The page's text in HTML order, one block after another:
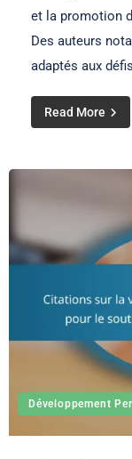
et la promotion
Des auteurs
adaptés aux
Read More
Développement